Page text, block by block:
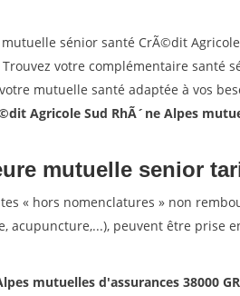
sénior santé CrÃ©dit
Trouvez votre complémentaire santé
mutuelle santé adaptée à vos
Agricole Sud RhÃ´ne Alpes
mutuelle senior
« hors nomenclatures » non
acupuncture,...), peuvent être prise
mutuelles d'assurances 38000